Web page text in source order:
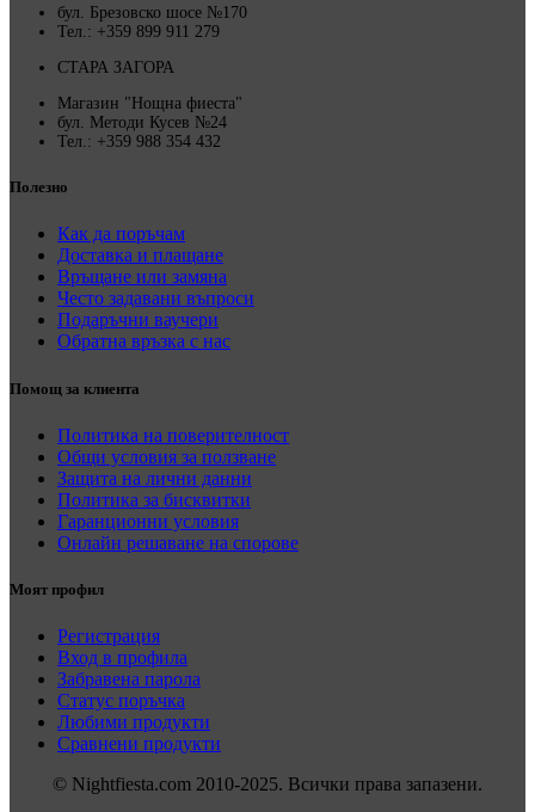
бул. Брезовско шосе №170
Тел.: +359 899 911 279
СТАРА ЗАГОРА
Магазин "Нощна фиеста"
бул. Методи Кусев №24
Тел.: +359 988 354 432
Полезно
Как да поръчам
Доставка и плащане
Връщане или замяна
Често задавани въпроси
Подаръчни ваучери
Обратна връзка с нас
Помощ за клиента
Политика на поверителност
Общи условия за ползване
Защита на лични данни
Политика за бисквитки
Гаранционни условия
Онлайн решаване на спорове
Моят профил
Регистрация
Вход в профила
Забравена парола
Статус поръчка
Любими продукти
Сравнени продукти
© Nightfiesta.com 2010-2025. Всички права запазени.